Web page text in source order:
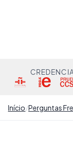
Início Perguntas